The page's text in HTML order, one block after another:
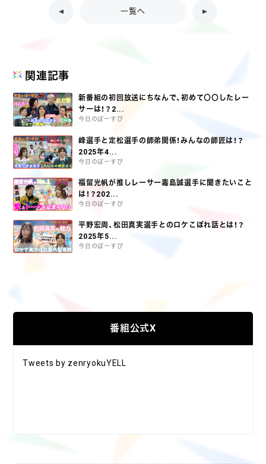
一覧へ
関連記事
新番組の初回放送にちなんで、初めて〇〇したレー
サーは！？2...
今日のぼーすぴ
峰選手と定松選手の師弟関係！みんなの師匠は！？
2025年4...
今日のぼーすぴ
福留光帆が推しレーサー毒島誠選手に聞きたいこと
は！？202...
今日のぼーすぴ
平野宏周、松田真実選手とのロケこぼれ話とは！？
2025年5...
今日のぼーすぴ
番組公式X
Tweets by zenryokuYELL